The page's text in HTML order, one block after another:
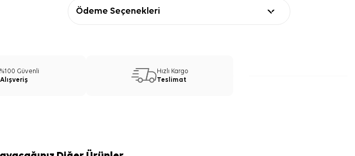
Ödeme Seçenekleri
%100 Güvenli
Alışveriş
Hızlı Kargo
Teslimat